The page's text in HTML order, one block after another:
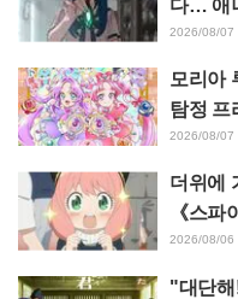
다… 애
거리·선
2026/08/07
모리아
탐정 프
림 스테
반응
2026/08/07
더위에
《스
가 녹고
2026/08/06
"대단